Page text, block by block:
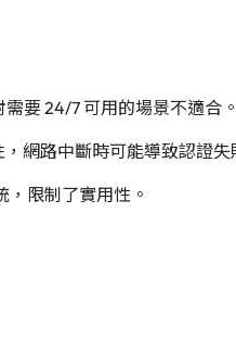
要 24/7 可用的場景不適合。
網路中斷時可能導致認證失
，限制了實用性。